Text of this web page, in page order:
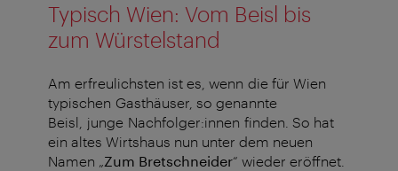
Typisch Wien: Vom Beisl bis
zum Würstelstand
Am erfreulichsten ist es, wenn die für Wien
typischen Gasthäuser, so genannte
Beisl, junge Nachfolger:innen finden. So hat
ein altes Wirtshaus nun unter dem neuen
Namen „Zum Bretschneider“ wieder eröffnet.